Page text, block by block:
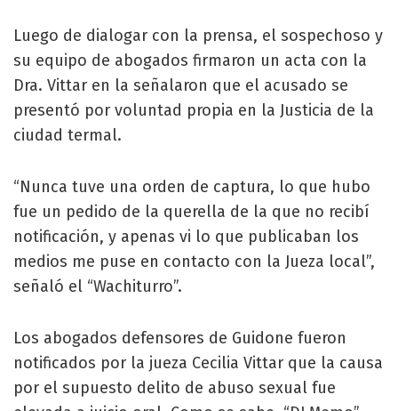
Luego de dialogar con la prensa, el sospechoso y
su equipo de abogados firmaron un acta con la
Dra. Vittar en la señalaron que el acusado se
presentó por voluntad propia en la Justicia de la
ciudad termal.
“Nunca tuve una orden de captura, lo que hubo
fue un pedido de la querella de la que no recibí
notificación, y apenas vi lo que publicaban los
medios me puse en contacto con la Jueza local”,
señaló el “Wachiturro”.
Los abogados defensores de Guidone fueron
notificados por la jueza Cecilia Vittar que la causa
por el supuesto delito de abuso sexual fue